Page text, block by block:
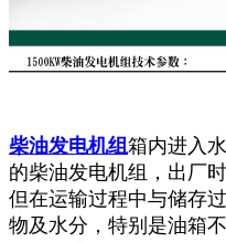
柴油发电机组 箱内进入
的柴油发电机组，出厂
但在运输过程中与储存
物及水分，特别是油箱